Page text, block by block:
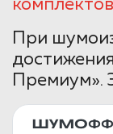
При
Премиум».
ШУМОФФ